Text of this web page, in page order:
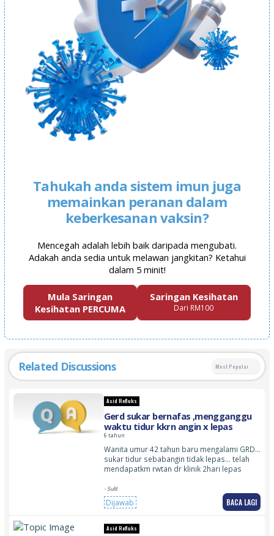
Tahukah anda sistem imun juga
memainkan peranan dalam
keberkesanan vaksin?
Mencegah adalah lebih baik daripada mengubati.
Adakah anda sedia untuk melawan jangkitan? Ketahui
dalam 5 minit!
Mula Saringan
Kesihatan PERCUMA
Saringan Kesihatan
Dari RM100
Related Discussions Most Popular
Asid Refluks
Gerd sukar bernafas ,mengganggu
waktu tidur kkrn angin x lepas
6 tahun
Wanita umur 42 tahun baru mengalami GRD…
sukar tidur sebabangin tidak lepas… telah
mendapatkm rwtan dr klinik 2hari lepas
- Sulit
Dijawab BACA LAGI
Asid Refluks